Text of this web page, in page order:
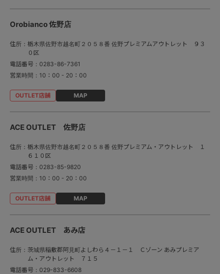
Orobianco 佐野店
住所： 栃木県佐野市越名町２０５８番 佐野プレミアムアウトレット ９３
０区
電話番号： 0283-86-7361
営業時間： 10：00 - 20：00
MAP
ACE OUTLET 佐野店
住所： 栃木県佐野市越名町２０５８番 佐野プレミアム・アウトレット １
６１０区
電話番号： 0283-85-9820
営業時間： 10：00 - 20：00
MAP
ACE OUTLET あみ店
住所： 茨城県稲敷郡阿見町よしわら４－１－１ Ｃゾーン あみプレミア
ム・アウトレット ７１５
電話番号： 029-833-6608